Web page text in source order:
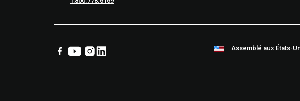
Assemblé aux États-